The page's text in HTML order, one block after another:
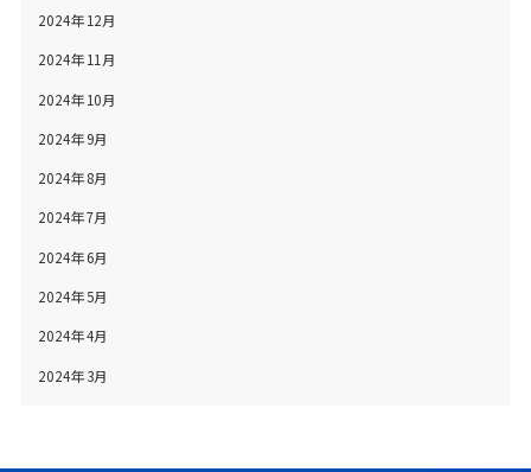
2024年12月
2024年11月
2024年10月
2024年9月
2024年8月
2024年7月
2024年6月
2024年5月
2024年4月
2024年3月